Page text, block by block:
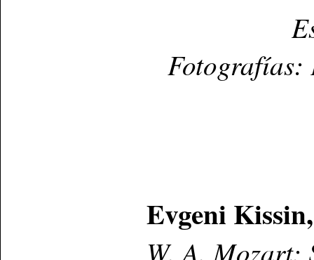
Fotografías:
Evgeni
W. A. Mozart: